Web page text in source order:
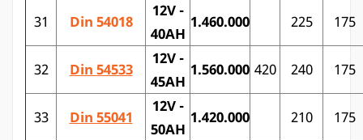
31 Din 54018
12V -
40AH
1.460.000 225 175
32 Din 54533
12V -
45AH
1.560.000 420 240 175
33 Din 55041
12V -
50AH
1.420.000 210 175